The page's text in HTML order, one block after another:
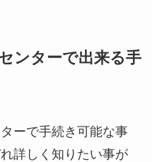
ンターで出来る手
ーで手続き可能な事
詳しく知りたい事が